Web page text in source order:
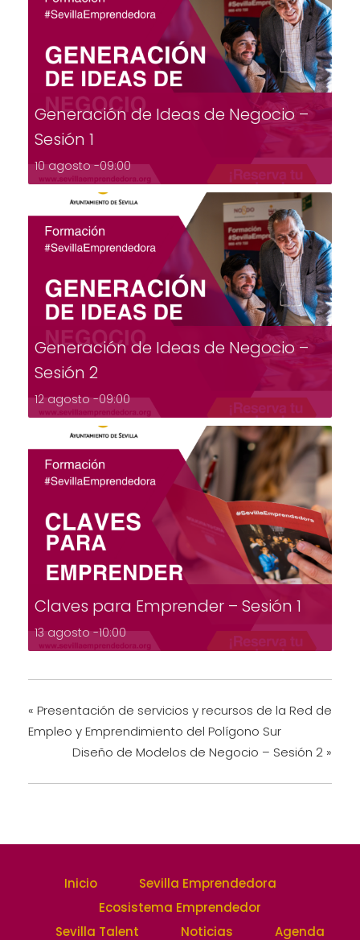
Generación de Ideas de Negocio –
Sesión 1
10 agosto -09:00
Generación de Ideas de Negocio –
Sesión 2
12 agosto -09:00
Claves para Emprender – Sesión 1
13 agosto -10:00
« Presentación de servicios y recursos de la Red de
Empleo y Emprendimiento del Polígono Sur
Diseño de Modelos de Negocio – Sesión 2 »
Inicio
Sevilla Emprendedora
Ecosistema Emprendedor
Sevilla Talent
Noticias Agenda